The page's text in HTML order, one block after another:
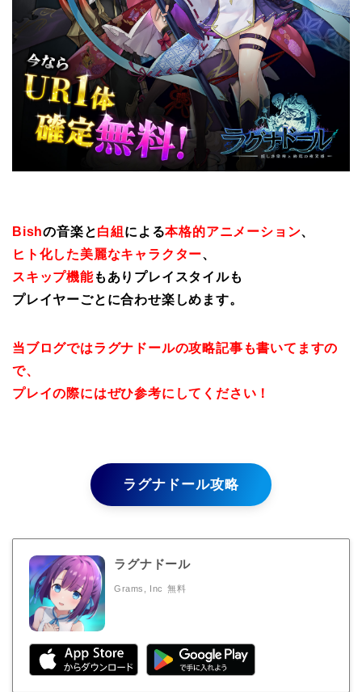
Bishの音楽と白組 による本格的アニメーション、
ヒト化した美麗なキャラクター、
スキップ機能もありプレイスタイルも
プレイヤーごとに合わせ楽しめます。
当ブログではラグナドールの攻略記事も書いてますの
で、
プレイの際にはぜひ参考にしてください！
ラグナドール攻略
ラグナドール
Grams, Inc 無料